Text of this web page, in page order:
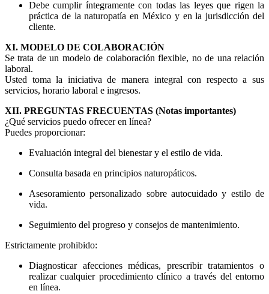
Debe cumplir íntegramente con todas las leyes que rigen la
práctica de la naturopatía en México y en la jurisdicción del
cliente.
XI. MODELO DE COLABORACIÓN
Se trata de un modelo de colaboración flexible, no de una relación
laboral.
Usted toma la iniciativa de manera integral con respecto a sus
servicios, horario laboral e ingresos.
XII. PREGUNTAS FRECUENTAS (Notas importantes)
¿Qué servicios puedo ofrecer en línea?
Puedes proporcionar:
Evaluación integral del bienestar y el estilo de vida.
Consulta basada en principios naturopáticos.
Asesoramiento personalizado sobre autocuidado y estilo de
vida.
Seguimiento del progreso y consejos de mantenimiento.
Estrictamente prohibido:
Diagnosticar afecciones médicas, prescribir tratamientos o
realizar cualquier procedimiento clínico a través del entorno
en línea.